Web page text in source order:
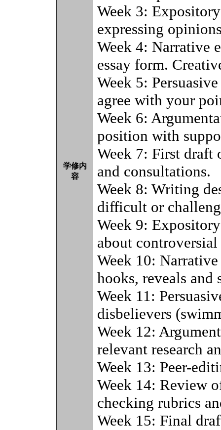
学修内
容
Week 3:
expressing
Week 4: Narrative
essay form.
Week 5:
agree with your
Week 6:
position with
Week 7: First draft
and consultations.
Week 8: Writing
difficult or
Week 9:
about
Week 10:
hooks, reveals and
Week 11:
disbelievers
Week 12:
relevant research
Week 13: Peer-
Week 14: Review
checking rubrics
Week 15: Final